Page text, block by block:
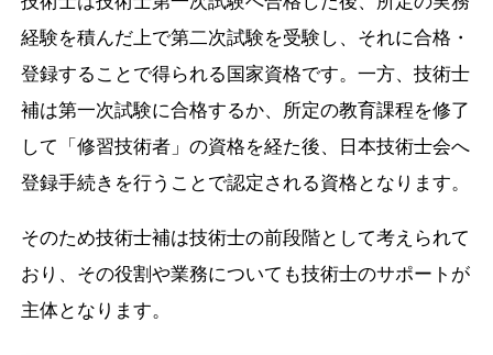
経験を積んだ上で第二次試験を受験し、それに合格・
登録することで得られる国家資格です。一方、技術士
補は第一次試験に合格するか、所定の教育課程を修了
して「修習技術者」の資格を経た後、日本技術士会へ
登録手続きを行うことで認定される資格となります。
そのため技術士補は技術士の前段階として考えられて
おり、その役割や業務についても技術士のサポートが
主体となります。